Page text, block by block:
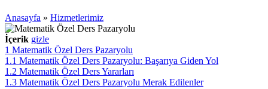
Anasayfa » Hizmetlerimiz
İçerik gizle
1 Matematik Özel Ders Pazaryolu
1.1 Matematik Özel Ders Pazaryolu: Başarıya Giden Yol
1.2 Matematik Özel Ders Yararları
1.3 Matematik Özel Ders Pazaryolu Merak Edilenler